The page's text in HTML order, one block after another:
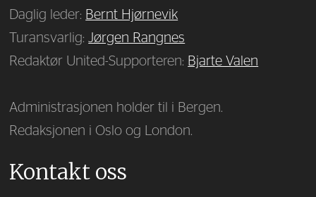
Daglig leder: Bernt Hjørnevik
Turansvarlig:Jørgen Rangnes
Redaktør United-Supporteren: Bjarte Valen
Administrasjonen holder til i Bergen.
Redaksjonen i Oslo og London.
Kontakt oss